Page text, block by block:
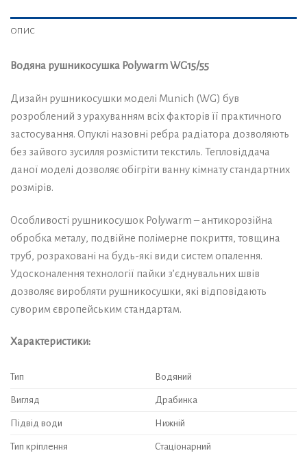
ОПИС
Водяна рушникосушка Polywarm WG15/55
Дизайн рушникосушки моделі Munich (WG) був
розроблений з урахуванням всіх факторів її практичного
застосування. Опуклі назовні ребра радіатора дозволяють
без зайвого зусилля розмістити текстиль. Тепловіддача
даної моделі дозволяє обігріти ванну кімнату стандартних
розмірів.
Особливості рушникосушок Polywarm – антикорозійна
обробка металу, подвійне полімерне покриття, товщина
труб, розраховані на будь-які види систем опалення.
Удосконалення технології пайки з’єднувальних швів
дозволяє виробляти рушникосушки, які відповідають
суворим європейським стандартам.
Характеристики:
Тип Водяний
Вигляд Драбинка
Підвід води Нижній
Тип кріплення Стаціонарний